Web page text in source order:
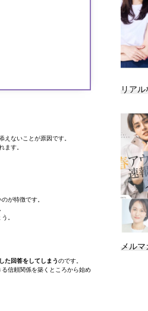
えないことが原因です。
ます。
が特徴です。
。
た回答をしてしまうのです。
信頼関係を築くところから始め
リア
メルマ